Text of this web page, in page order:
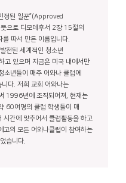
정된 일꾼”(Approved
로 디모데후서 2장 15절의
따서 만든 이름입니다.
전된 세계적인 청소년
고 있으며 지금은 미국 내에서만
년들이 매주 어와나 클럽에
다. 저희 교회 어와나는
1996년에 조직되어져, 현재는
60여명의 클럽 학생들이 매
시간에 맞추어서 클럽활동을 하고
고의 모든 어와나클럽이 참여하는
습니다.